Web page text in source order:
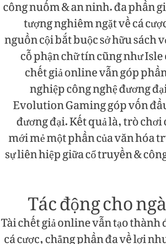
công nuốm & an ninh. đa phần
tượng nghiêm ngặt về cá
nguồn cội bắt buộc sở hữu
cỗ phận chữ tín cũng như
chết giả online vẫn góp
nghiệp công nghệ đương
Evolution Gaming góp vốn
đương đại. Kết quả là, trò
mới mẻ một phần của văn
sự liên hiệp giữa cổ truyền &
Tác động cho
Tài chết giả online vẫn tạo